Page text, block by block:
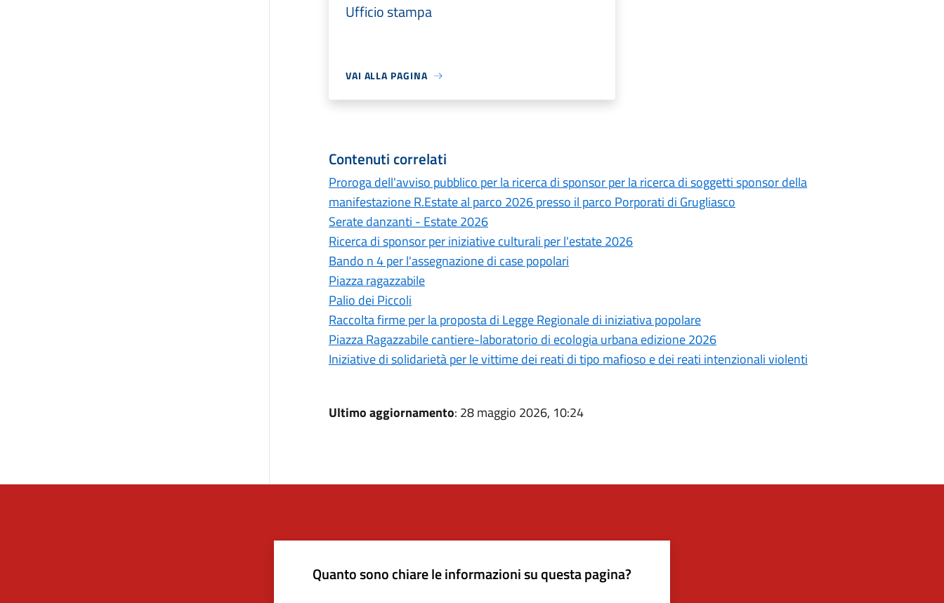
Ufficio stampa
VAI ALLA PAGINA
Contenuti correlati
Proroga dell'avviso pubblico per la ricerca di sponsor per la ricerca di soggetti sponsor della
manifestazione R.Estate al parco 2026 presso il parco Porporati di Grugliasco
Serate danzanti - Estate 2026
Ricerca di sponsor per iniziative culturali per l'estate 2026
Bando n 4 per l'assegnazione di case popolari
Piazza ragazzabile
Palio dei Piccoli
Raccolta firme per la proposta di Legge Regionale di iniziativa popolare
Piazza Ragazzabile cantiere-laboratorio di ecologia urbana edizione 2026
Iniziative di solidarietà per le vittime dei reati di tipo mafioso e dei reati intenzionali violenti
Ultimo aggiornamento: 28 maggio 2026, 10:24
Quanto sono chiare le informazioni su questa pagina?